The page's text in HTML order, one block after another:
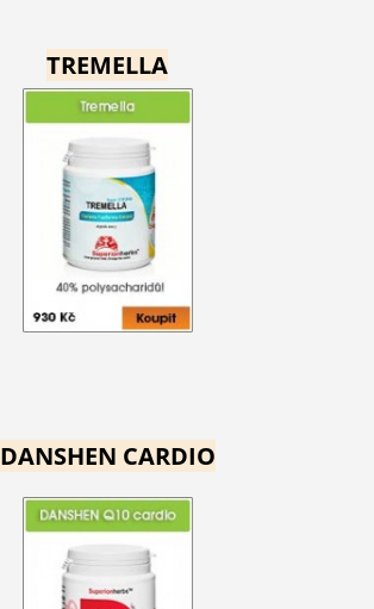
TREMELLA
DANSHEN CARDIO